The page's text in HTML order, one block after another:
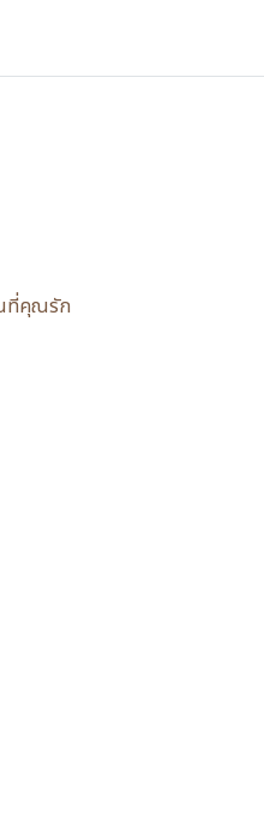
ที่คุณรัก